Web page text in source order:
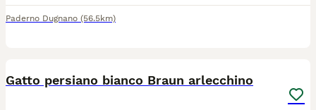
Paderno Dugnano (56.5km)
Gatto persiano bianco Braun arlecchino